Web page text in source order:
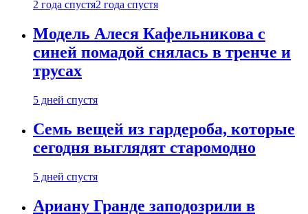
2 года спустя2 года спустя
Модель Алеся Кафельникова с
синей помадой снялась в тренче и
трусах
5 дней спустя
Семь вещей из гардероба, которые
сегодня выглядят старомодно
5 дней спустя
Ариану Гранде заподозрили в